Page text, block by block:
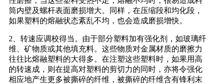
筒内壁及螺杆表面磨损增大。同样，在压缩段和均化段，
如果塑料的熔融状态紊乱不均，也会造成磨损增快。
2、转速应调校得当。由于部分塑料加有强化剂，如玻璃纤
维、矿物质或其他填充料。这些物质对金属材质的磨擦力
往往比熔融塑料的大得多。在注塑这些塑料时，如果用高
的转速成，则在提高对塑料的剪切力的同时，亦将令强化
相应地产生更多被撕碎的纤维，被撕碎的纤维含有锋利末